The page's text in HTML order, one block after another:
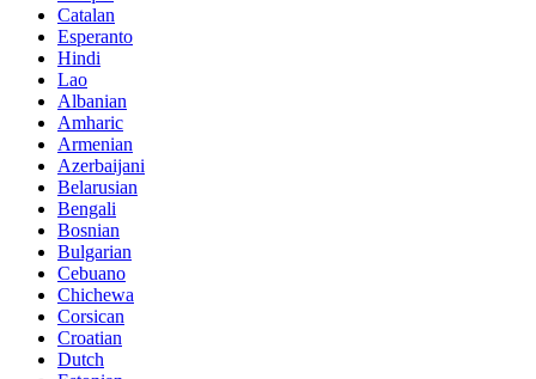
Catalan
Esperanto
Hindi
Lao
Albanian
Amharic
Armenian
Azerbaijani
Belarusian
Bengali
Bosnian
Bulgarian
Cebuano
Chichewa
Corsican
Croatian
Dutch